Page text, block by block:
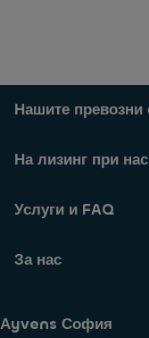
Нашите превозни
На лизинг при нас
Услуги и FAQ
За нас
Аyvens София